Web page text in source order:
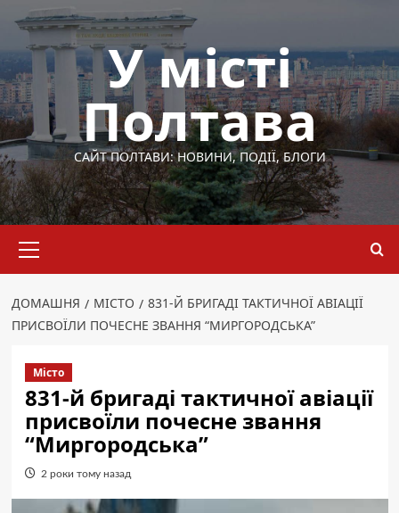
Перейти
вмісту
У місті
Полтава
САЙТ ПОЛТАВИ: НОВИНИ, ПОДІЇ, БЛОГИ
меню
ДОМАШНЯ МІСТО
831-Й БРИГАДІ ТАКТИЧНОЇ АВІАЦІЇ
ПРИСВОЇЛИ ПОЧЕСНЕ ЗВАННЯ “МИРГОРОДСЬКА”
Місто
831-й бригаді тактичної авіації
присвоїли почесне звання
“Миргородська”
2 роки тому назад